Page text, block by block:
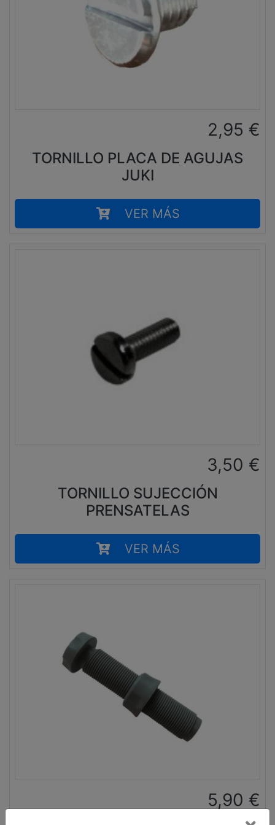
2,95 €
TORNILLO PLACA DE AGUJAS
JUKI
VER MÁS
3,50 €
TORNILLO SUJECCIÓN
PRENSATELAS
VER MÁS
5,90 €